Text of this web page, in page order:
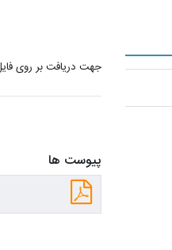
جهت دریافت بر روی
پیوست ها